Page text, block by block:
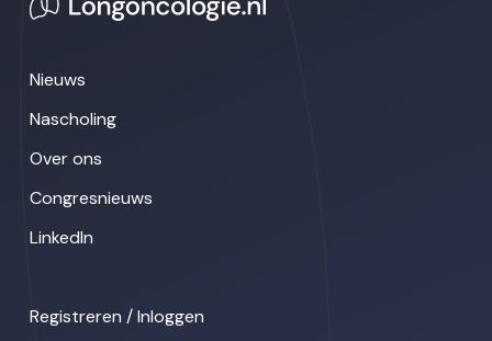
Nieuws
Nascholing
Over ons
Congresnieuws
LinkedIn
Registreren / Inloggen